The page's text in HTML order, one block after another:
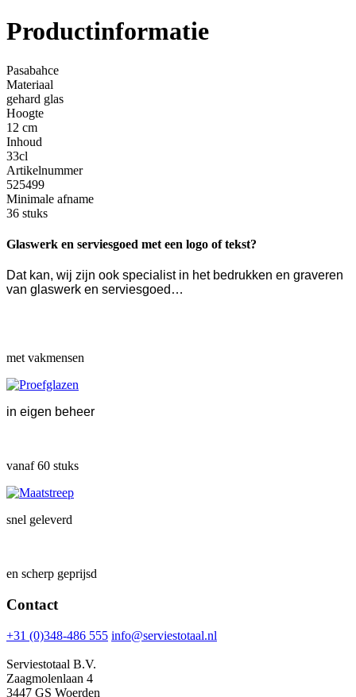
Productinformatie
Pasabahce
Materiaal
gehard glas
Hoogte
12 cm
Inhoud
33cl
Artikelnummer
525499
Minimale afname
36 stuks
Glaswerk en serviesgoed met een logo of tekst?
Dat kan, wij zijn ook specialist in het bedrukken en graveren
van glaswerk en serviesgoed…
met vakmensen
in eigen beheer
vanaf 60 stuks
snel geleverd
en scherp geprijsd
Contact
+31 (0)348-486 555 info@serviestotaal.nl
Serviestotaal B.V.
Zaagmolenlaan 4
3447 GS Woerden